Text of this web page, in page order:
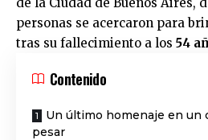
personas se acercaron para
tras su fallecimiento a los 54
Contenido
Un último homenaje en un
pesar